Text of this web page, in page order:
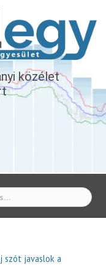
közélet
szót javaslok a